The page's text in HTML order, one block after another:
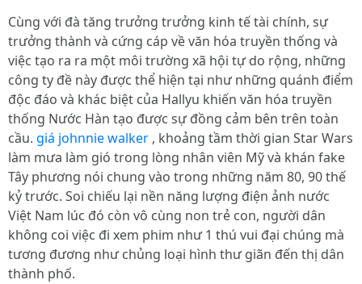
Cùng với đà tăng trưởng trưởng kinh tế tài chính, sự
trưởng thành và cứng cáp về văn hóa truyền thống và
việc tạo ra ra một môi trường xã hội tự do rộng, những
công ty đề này được thể hiện tại như những quánh điểm
độc đáo và khác biệt của Hallyu khiến văn hóa truyền
thống Nước Hàn tạo được sự đồng cảm bên trên toàn
cầu. giá johnnie walker , khoảng tầm thời gian Star Wars
làm mưa làm gió trong lòng nhân viên Mỹ và khán fake
Tây phương nói chung vào trong những năm 80, 90 thế
kỷ trước. Soi chiếu lại nền năng lượng điện ảnh nước
Việt Nam lúc đó còn vô cùng non trẻ con, người dân
không coi việc đi xem phim như 1 thú vui đại chúng mà
tương đương như chủng loại hình thư giãn đến thị dân
thành phố.